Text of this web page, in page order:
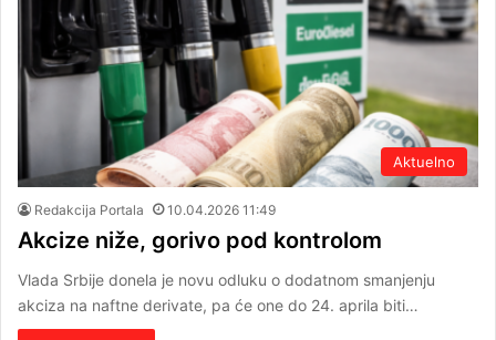
Aktuelno
Redakcija Portala 10.04.2026 11:49
Akcize niže, gorivo pod kontrolom
Vlada Srbije donela je novu odluku o dodatnom smanjenju
akciza na naftne derivate, pa će one do 24. aprila biti…